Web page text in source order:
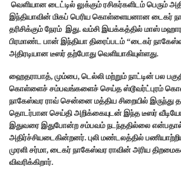
வெளியான டைட்டில் லுக்கும் ரசிகர்களிடம் பெரும்
இந்தியாவின் மிகப் பெரிய கொள்ளையனான டைகர்
தரிசிக்கும் நேரம் இது. வம்சி இயக்கத்தில் மாஸ்
பிரமாண்ட பான் இந்தியா திரைப்படம் “டைகர்
அதிரடியான டீஸர் தற்போது வெளியாகியுள்ளது.
ஹைதராபாத், மும்பை, டெல்லி மற்றும் நாட்டின் பல
கொள்ளைச் சம்பவங்களைச் செய்த ஸ்டூவர்ட்புரம்
நாகேஸ்வர ராவ் சென்னை மத்திய சிறையில் இருந்து
தொடர்பான செய்தி அறிக்கையுடன் இந்த டீஸர்
இதுவரை இதுபோன்ற சம்பவம் நடந்ததில்லை
அதிர்ச்சியடைகின்றனர். புலி மண்டலத்தில்
முரளி சர்மா, டைகர் நாகேஸ்வர ராவின் அரிய
விவரிக்கிறார்.